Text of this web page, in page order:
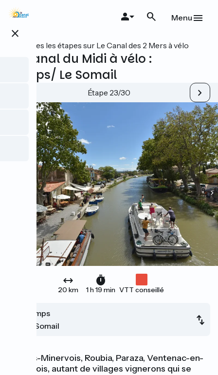
Aller
principal
close
Menu
Toutes les étapes sur Le Canal des 2 Mers à vélo
Le Canal du Midi à vélo :
Homps/ Le Somail
Étape 23/30
20 km 1 h 19 min VTT conseillé
Homps
Le Somail
Argens-Minervois, Roubia, Paraza, Ventenac-en-
Minervois, autant de villages vignerons qui se